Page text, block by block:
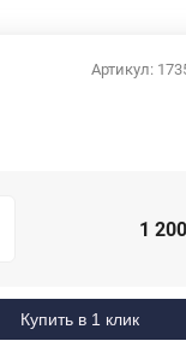
Артикул:
1 200
Купить в 1 клик